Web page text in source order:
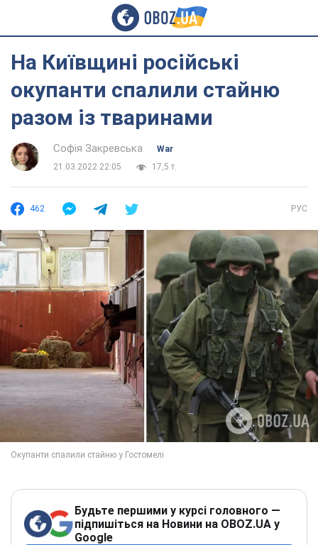
На Київщині російські
окупанти спалили стайню
разом із тваринами
Софія Закревська
War
21.03.2022 22:05
17,5 т.
462 РУС
Будьте першими у курсі головного —
підпишіться на Новини на OBOZ.UA у
Google